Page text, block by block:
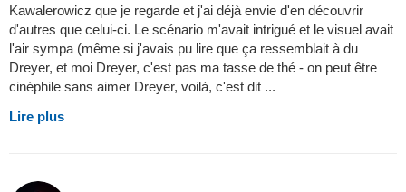
Kawalerowicz que je regarde et j'ai déjà envie d'en découvrir
d'autres que celui-ci. Le scénario m'avait intrigué et le visuel avait
l'air sympa (même si j'avais pu lire que ça ressemblait à du
Dreyer, et moi Dreyer, c'est pas ma tasse de thé - on peut être
cinéphile sans aimer Dreyer, voilà, c'est dit ...
Lire plus